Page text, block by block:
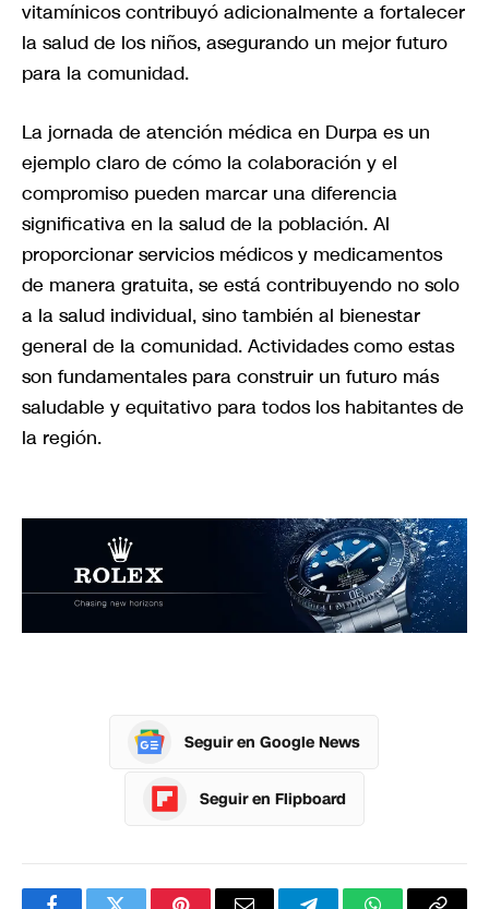
vitamínicos contribuyó adicionalmente a fortalecer
la salud de los niños, asegurando un mejor futuro
para la comunidad.
La jornada de atención médica en Durpa es un
ejemplo claro de cómo la colaboración y el
compromiso pueden marcar una diferencia
significativa en la salud de la población. Al
proporcionar servicios médicos y medicamentos
de manera gratuita, se está contribuyendo no solo
a la salud individual, sino también al bienestar
general de la comunidad. Actividades como estas
son fundamentales para construir un futuro más
saludable y equitativo para todos los habitantes de
la región.
Seguir en Google News
Seguir en Flipboard